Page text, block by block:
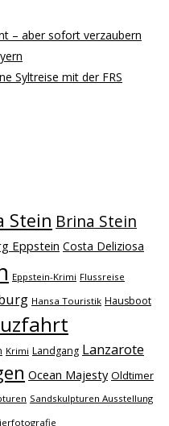
– aber sofort verzaubern
Syltreise mit der FRS
Stein Brina Stein
Eppstein Costa Deliziosa
Eppstein-Krimi Flussreise
Hansa Touristik Hausboot
Krimi Landgang Lanzarote
Ocean Majesty Oldtimer
Sandskulpturen Ausstellung